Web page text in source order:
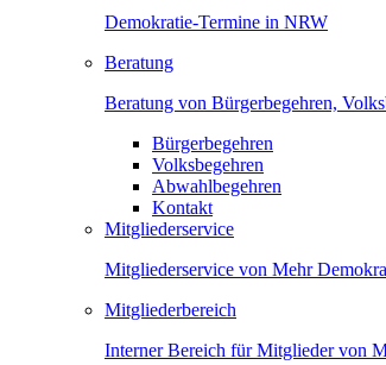
Demokratie-Termine in NRW
Beratung
Beratung von Bürgerbegehren,
Bürgerbegehren
Volksbegehren
Abwahlbegehren
Kontakt
Mitgliederservice
Mitgliederservice von Mehr
Mitgliederbereich
Interner Bereich für Mitglieder von